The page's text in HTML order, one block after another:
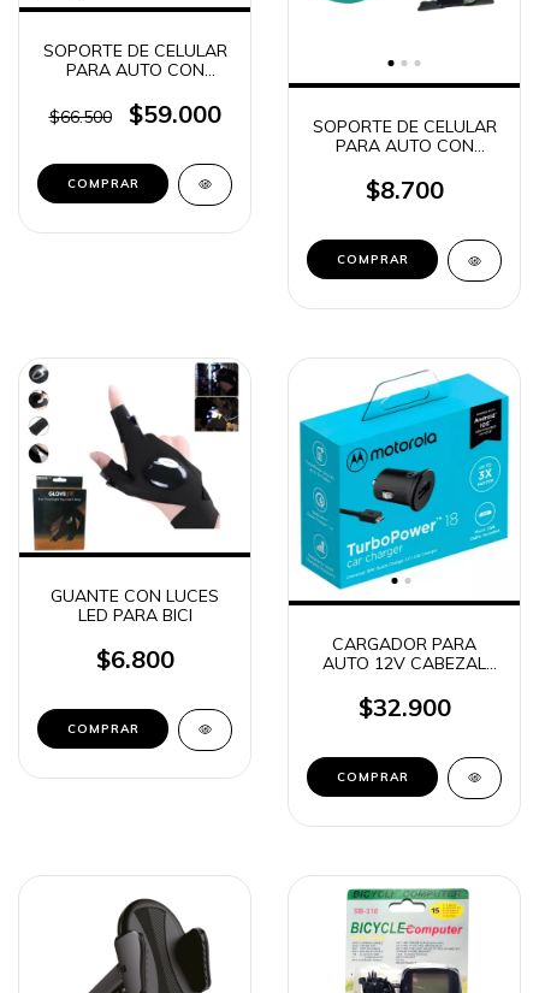
SOPORTE DE CELULAR
PARA AUTO CON
EN 1 + CARGADOR
INALAMBRICO QI SOP-
$66.500 $59.000
SOPORTE DE CELULAR
PARA AUTO CON
EN 1 BRACKET K596
$8.700
GUANTE CON LUCES
LED PARA BICI
$6.800
CARGADOR PARA
AUTO 12V CABEZAL
USB 18W MOTOROLA
ORIGINAL
$32.900
COMPRAR